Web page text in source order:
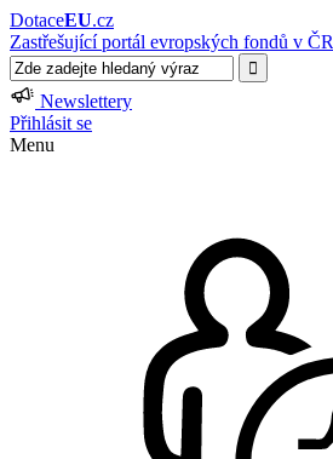
DotaceEU.cz
Zastřešující portál evropských fondů v ČR
Newslettery
Přihlásit se
Menu